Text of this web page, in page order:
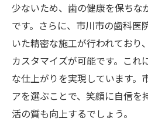
美しい歯を実現するラミ
べニアの秘密で美し
美しい歯を導くべニ
べニアの秘密を知る美
美しい歯を実現する
べニアで叶える歯の美
少ないため、歯の健康を保ちな
です。さらに、市川市の歯科医
いた精密な施工が行われており
カスタマイズが可能です。これ
な仕上がりを実現しています。
アを選ぶことで、笑顔に自信を
活の質も向上するでしょう。